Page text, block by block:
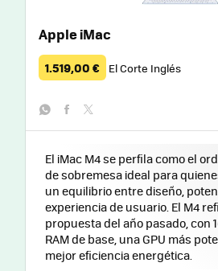
Apple iMac
1.519,00 € El Corte Inglés
El iMac M4 se perfila como el
de sobremesa ideal para
un equilibrio entre diseño,
experiencia de usuario. El M4
propuesta del año pasado, con
RAM de base, una GPU más
mejor eficiencia energética.